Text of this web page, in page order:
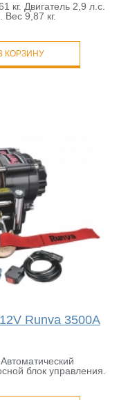
кг. Двигатель 2,9 л.с.
9,87 кг.
КОРЗИНУ
Runva 3500A
блок управления.